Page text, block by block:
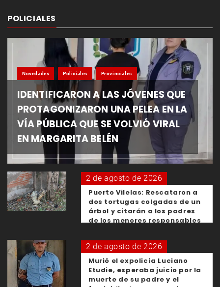
POLICIALES
Novedades Policiales Provinciales
IDENTIFICARON A LAS JÓVENES QUE
PROTAGONIZARON UNA PELEA EN LA
VÍA PÚBLICA QUE SE VOLVIÓ VIRAL
EN MARGARITA BELÉN
2 de agosto de 2026
Puerto Vilelas: Rescataron a
dos tortugas colgadas de un
árbol y citarán a los padres
de los menores responsables
2 de agosto de 2026
Murió el expolicía Luciano
Etudie, esperaba juicio por la
muerte de su padre y el